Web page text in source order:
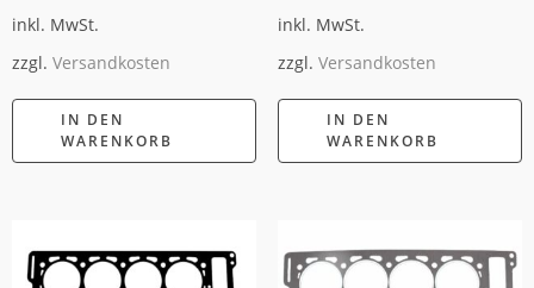
inkl. MwSt.
zzgl. Versandkosten
IN DEN
WARENKORB
inkl. MwSt.
zzgl. Versandkosten
IN DEN
WARENKORB